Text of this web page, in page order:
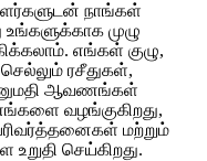
நாங்கள்
முழு
எங்கள் குழு,
ரசீதுகள்,
ஆவணங்கள்
வழங்குகிறது,
மற்றும்
செய்கிறது.